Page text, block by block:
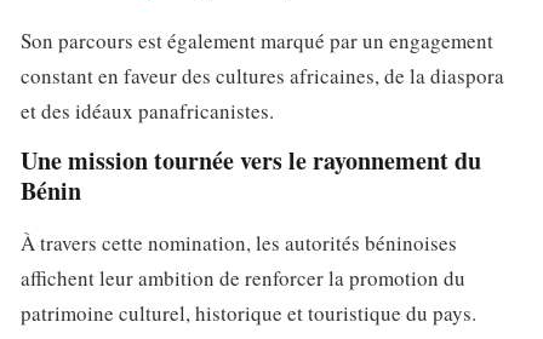
Son parcours est également marqué par un engagement
constant en faveur des cultures africaines, de la diaspora
et des idéaux panafricanistes.
Une mission tournée vers le rayonnement du
Bénin
À travers cette nomination, les autorités béninoises
affichent leur ambition de renforcer la promotion du
patrimoine culturel, historique et touristique du pays.